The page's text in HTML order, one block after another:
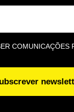
na Nacional
de
a chamar
verão
COMUNICAÇÕES